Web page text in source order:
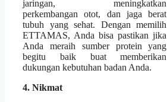
jaringan, meningkatkan
perkembangan otot, dan jaga berat
tubuh yang sehat. Dengan memilih
ETTAMAS, Anda bisa pastikan jika
Anda meraih sumber protein yang
begitu baik buat memberikan
dukungan kebutuhan badan Anda.
4. Nikmat